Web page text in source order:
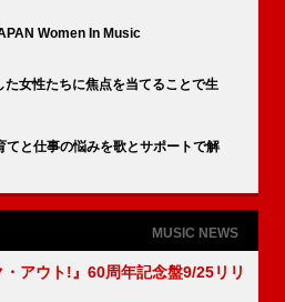
Women In Music
女性たちに焦点を当てることで生
と仕事の悩みを歌とサポートで解
MUSIC NEWS
アウト!』60周年記念盤9/25リリ